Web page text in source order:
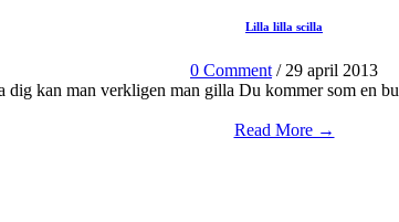
Lilla lilla scilla
0 Comment / 29 april 2013
kan man verkligen man gilla Du kommer som en
Read More →